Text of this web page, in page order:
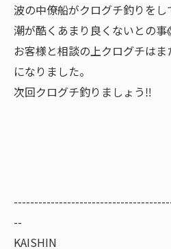
波の中僚船がクログチ釣りを
潮が酷くあまり良くないとの事
お客様と相談の上クログチは
になりました。
次回クログチ釣りましょう‼️
--
KAISHIN